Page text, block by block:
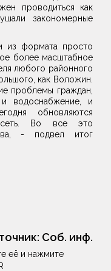
проводиться как
закономерные
из формата просто
более масштабное
любого районного
как Воложин.
проблемы граждан,
водоснабжение, и
обновляются
сеть. Во все это
- подвел итог
Соб. инф.
её и нажмите